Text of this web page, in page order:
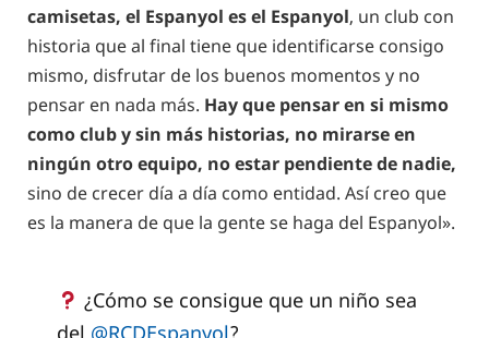
camisetas, el Espanyol es el Espanyol, un club con
historia que al final tiene que identificarse consigo
mismo, disfrutar de los buenos momentos y no
pensar en nada más. Hay que pensar en si mismo
como club y sin más historias, no mirarse en
ningún otro equipo, no estar pendiente de nadie,
sino de crecer día a día como entidad. Así creo que
es la manera de que la gente se haga del Espanyol».
¿Cómo se consigue que un niño sea
del @RCDEspanyol?